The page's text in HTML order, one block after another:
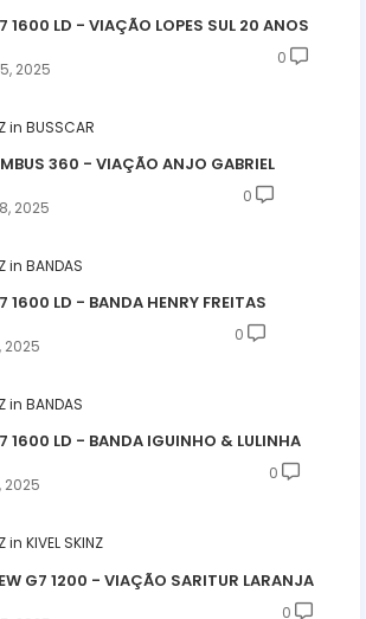
1600 LD - VIAÇÃO LOPES SUL 20 ANOS
2025
0
BUSSCAR
360 - VIAÇÃO ANJO GABRIEL
2025
0
BANDAS
1600 LD - BANDA HENRY FREITAS
2025
0
BANDAS
1600 LD - BANDA IGUINHO & LULINHA
2025
0
KIVEL SKINZ
G7 1200 - VIAÇÃO SARITUR LARANJA
0